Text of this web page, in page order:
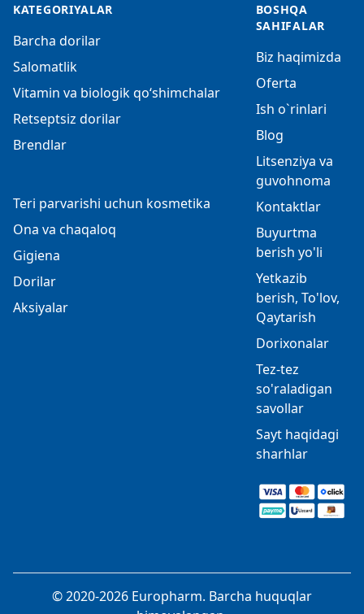
KATEGORIYALAR
Barcha dorilar
Salomatlik
Vitamin va biologik qo‘shimchalar
Retseptsiz dorilar
Brendlar
Teri parvarishi uchun kosmetika
Ona va chaqaloq
Gigiena
Dorilar
Aksiyalar
BOSHQA
SAHIFALAR
Biz haqimizda
Oferta
Ish o`rinlari
Blog
Litsenziya va
guvohnoma
Kontaktlar
Buyurtma
berish yo'li
Yetkazib
berish, To'lov,
Qaytarish
Dorixonalar
Tez-tez
so'raladigan
savollar
Sayt haqidagi
sharhlar
© 2020-2026 Europharm. Barcha huquqlar